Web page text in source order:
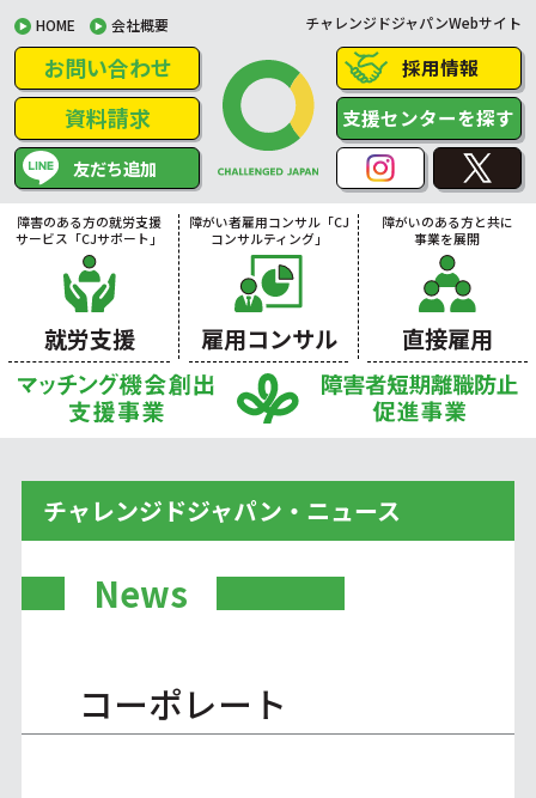
HOME 会社概要 チャレンジドジャパンWebサイト
お問い合わせ
資料請求
友だち追加
採用情報
支援センターを探す
障害のある方の就労支援
サービス「CJサポート」
就労支援
障がい者雇用コンサル「CJ
コンサルティング」
雇用コンサル
障がいのある方と共に
事業を展開
直接雇用
チャレンジドジャパン・ニュース
News
コーポレート